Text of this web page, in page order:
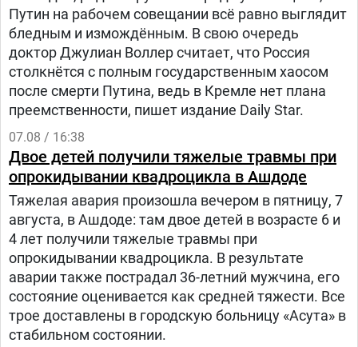
Путин на рабочем совещании всё равно выглядит
бледным и измождённым. В свою очередь
доктор Джулиан Воллер считает, что Россия
столкнётся с полным государственным хаосом
после смерти Путина, ведь в Кремле нет плана
преемственности, пишет издание Daily Star.
07.08 / 16:38
Двое детей получили тяжелые травмы при
опрокидывании квадроцикла в Ашдоде
Тяжелая авария произошла вечером в пятницу, 7
августа, в Ашдоде: там двое детей в возрасте 6 и
4 лет получили тяжелые травмы при
опрокидывании квадроцикла. В результате
аварии также пострадал 36-летний мужчина, его
состояние оценивается как средней тяжести. Все
трое доставлены в городскую больницу «Асута» в
стабильном состоянии.